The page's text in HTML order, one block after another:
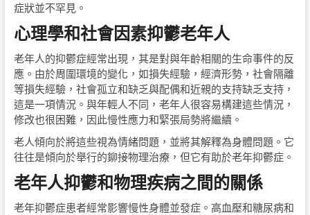
症狀並不罕見。
心理學和社會因素抑鬱老年人
老年人的抑鬱症經常出現，其是對與年齡相關的生命事件的反
應。由於周圍環境的變化，如損失經驗，經濟形勢，社會隔離
等損失經驗，社會孤立和缺乏與配偶和近親的支持缺乏支持，
這是一項情況。與年輕人不同，老年人很容易構建這些情況，
修改也很困難，因此慢性應力和緊張局勢將繼續。
老人傾向於將這些視為情緒問題，並將其解釋為身體問題。它
往往是傾向於舉行的鉚接物理治療，但它有助於老年抑鬱症。
老年人抑鬱和物理疾病之間的關係
老年抑鬱症患者經常影響慢性身體並發症。高血壓和糖尿病和